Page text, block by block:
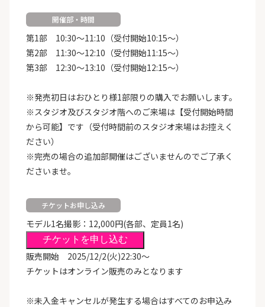
開催部・時間
第1部 10:30～11:10（受付開始10:15～）
第2部 11:30～12:10（受付開始11:15～）
第3部 12:30～13:10（受付開始12:15～）
※発売初日はおひとり様1部限りの購入でお願いします。
※スタジオ及びスタジオ階へのご来場は【受付開始時間
から可能】です（受付時間前のスタジオ来場はお控えく
ださい）
※完売の場合の追加部開催はございませんのでご了承く
ださいませ。
チケットお申し込み
モデル1名撮影：12,000円(各部、定員1名)
チケットを申し込む
販売開始 2025/12/2(火)22:30～
チケットはオンライン販売のみとなります
※未入金キャンセルが発生する場合はすべてのお申込み